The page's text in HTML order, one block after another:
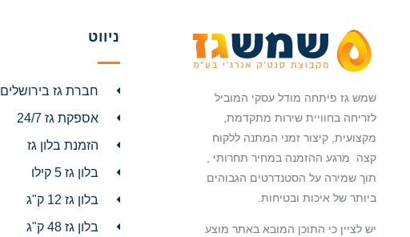
שמש גז פיתחה מודל עסקי המוביל
לזריחה בחוויית שירות מתקדמת,
מקצועית, קיצור זמני המתנה ללקוח
קצה מרגע ההזמנה במחיר תחרותי ,
תוך שמירה על הסטנדרטים הגבוהים
ביותר של איכות ובטיחות.
יש לציין כי התוכן המובא באתר מוצע
ניווט
חברת גז בירושלים
אספקת גז 24/7
הזמנת בלון גז
בלון גז 5 קילו
בלון גז 12 ק"ג
בלון גז 48 ק"ג